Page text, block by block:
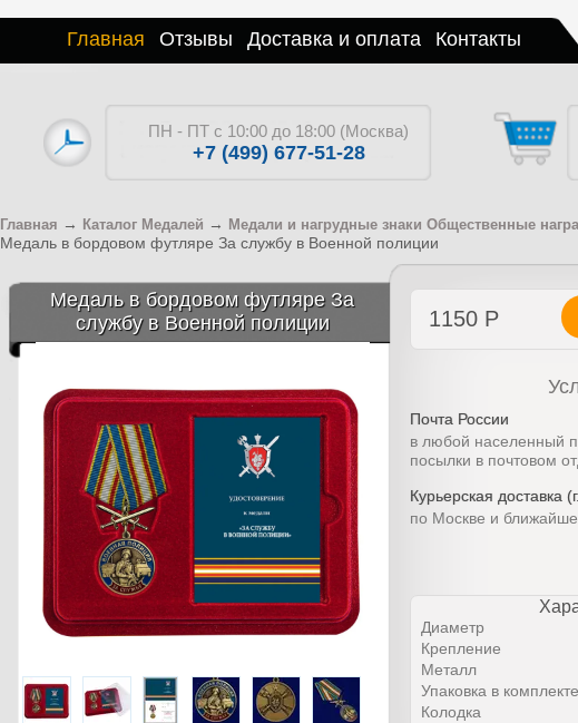
Главная Отзывы Доставка и оплата Контакты
ПН - ПТ с 10:00 до 18:00 (Москва)
+7 (499) 677-51-28
Главная → Каталог Медалей → Медали и нагрудные знаки Общественные
Медаль в бордовом футляре За службу в Военной полиции
Медаль в бордовом футляре За
службу в Военной полиции
1150 Р
Почта России
в любой населенный
посылки в почтовом
Курьерская доставка
по Москве и
Диаметр
Крепление
Металл
Упаковка в комплекте
Колодка